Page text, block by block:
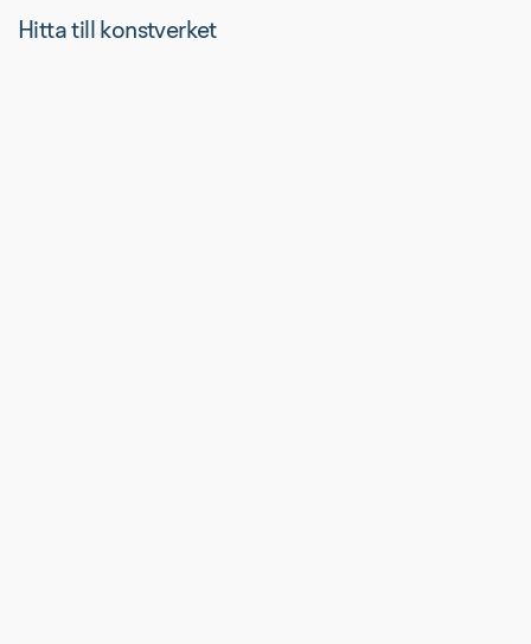
Hitta till konstverket